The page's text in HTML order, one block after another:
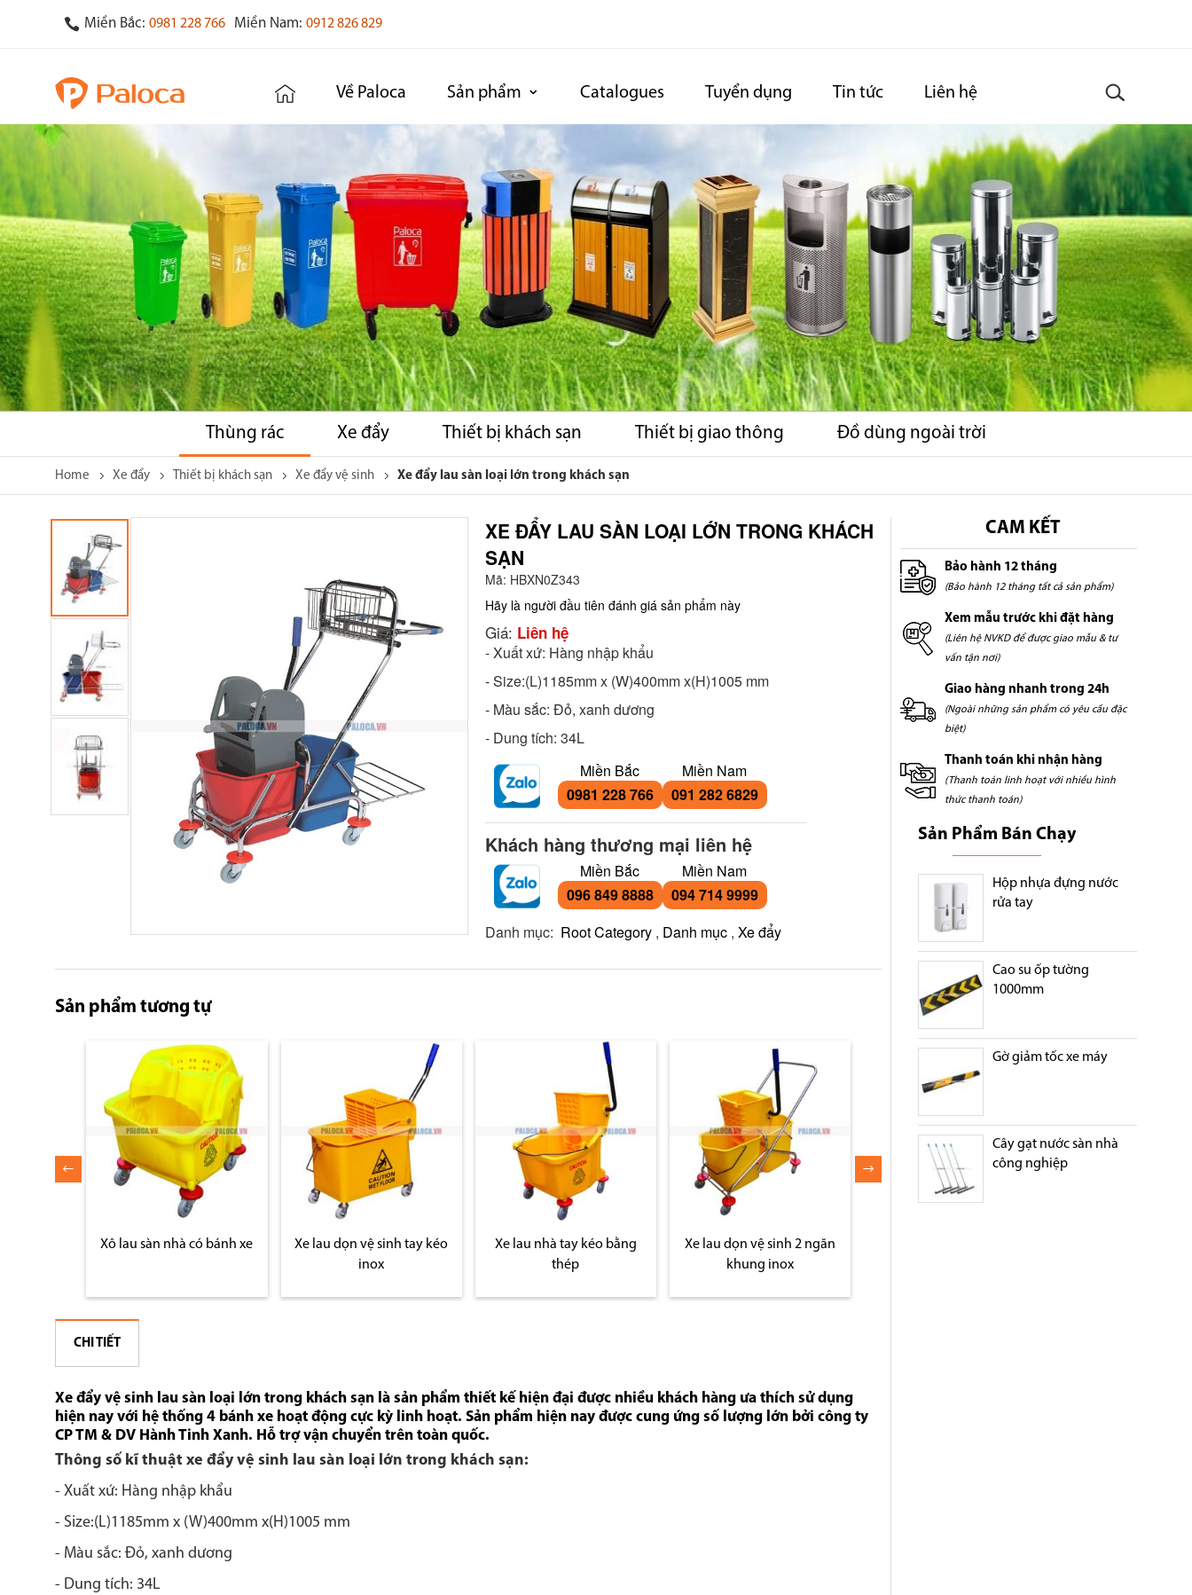
Miền Bắc: 0981 228 766 Miền Nam: 0912 826 829
Về Paloca Sản phẩm Catalogues Tuyển dụng Tin tức Liên hệ
Thùng rác Xe đẩy Thiết bị khách sạn Thiết bị giao thông Đồ dùng ngoài trời
Home Xe đẩy Thiết bị khách sạn Xe đẩy vệ sinh Xe đẩy lau sàn loại lớn trong khách sạn
the
end
the
images
gallery
beginning
XE ĐẨY LAU SÀN LOẠI LỚN TRONG KHÁCH
SẠN
Mã: HBXN0Z343
Hãy là người đầu tiên đánh giá sản phẩm này
Giá: Liên hệ
- Xuất xứ: Hàng nhập khẩu
- Size:(L)1185mm x (W)400mm x(H)1005 mm
- Màu sắc: Đỏ, xanh dương
- Dung tích: 34L
Miền Bắc
0981 228 766
Miền Nam
091 282 6829
Khách hàng thương mại liên hệ
Miền Bắc
096 849 8888
Miền Nam
094 714 9999
Danh mục: Root Category , Danh mục , Xe đẩy
Sản phẩm tương tự
Xô lau sàn nhà có bánh xe
Xe lau dọn vệ sinh tay kéo
inox
Xe lau nhà tay kéo bằng
thép
Xe lau dọn vệ sinh 2 ngăn
khung inox
Xe lau dọn vệ sinh 2 ngăn
34l khung inox
Xe dọn vệ sinh 2
CHI TIẾT
Xe đẩy vệ sinh lau sàn loại lớn trong khách sạn là sản phẩm thiết kế hiện đại được nhiều khách hàng ưa thích sử dụng
hiện nay với hệ thống 4 bánh xe hoạt động cực kỳ linh hoạt. Sản phẩm hiện nay được cung ứng số lượng lớn bởi công ty
CP TM & DV Hành Tinh Xanh. Hỗ trợ vận chuyển trên toàn quốc.
Thông số kĩ thuật xe đẩy vệ sinh lau sàn loại lớn trong khách sạn:
- Xuất xứ: Hàng nhập khẩu
- Size:(L)1185mm x (W)400mm x(H)1005 mm
- Màu sắc: Đỏ, xanh dương
- Dung tích: 34L
CAM KẾT
Bảo hành 12 tháng
(Bảo hành 12 tháng tất cả sản phẩm)
Xem mẫu trước khi đặt hàng
(Liên hệ NVKD để được giao mẫu & tư
vấn tận nơi)
Giao hàng nhanh trong 24h
(Ngoài những sản phẩm có yêu cầu đặc
biệt)
Thanh toán khi nhận hàng
(Thanh toán linh hoạt với nhiều hình
thức thanh toán)
Sản Phẩm Bán Chạy
Hộp nhựa đựng nước
rửa tay
Cao su ốp tường
1000mm
Gờ giảm tốc xe máy
Cây gạt nước sàn nhà
công nghiệp